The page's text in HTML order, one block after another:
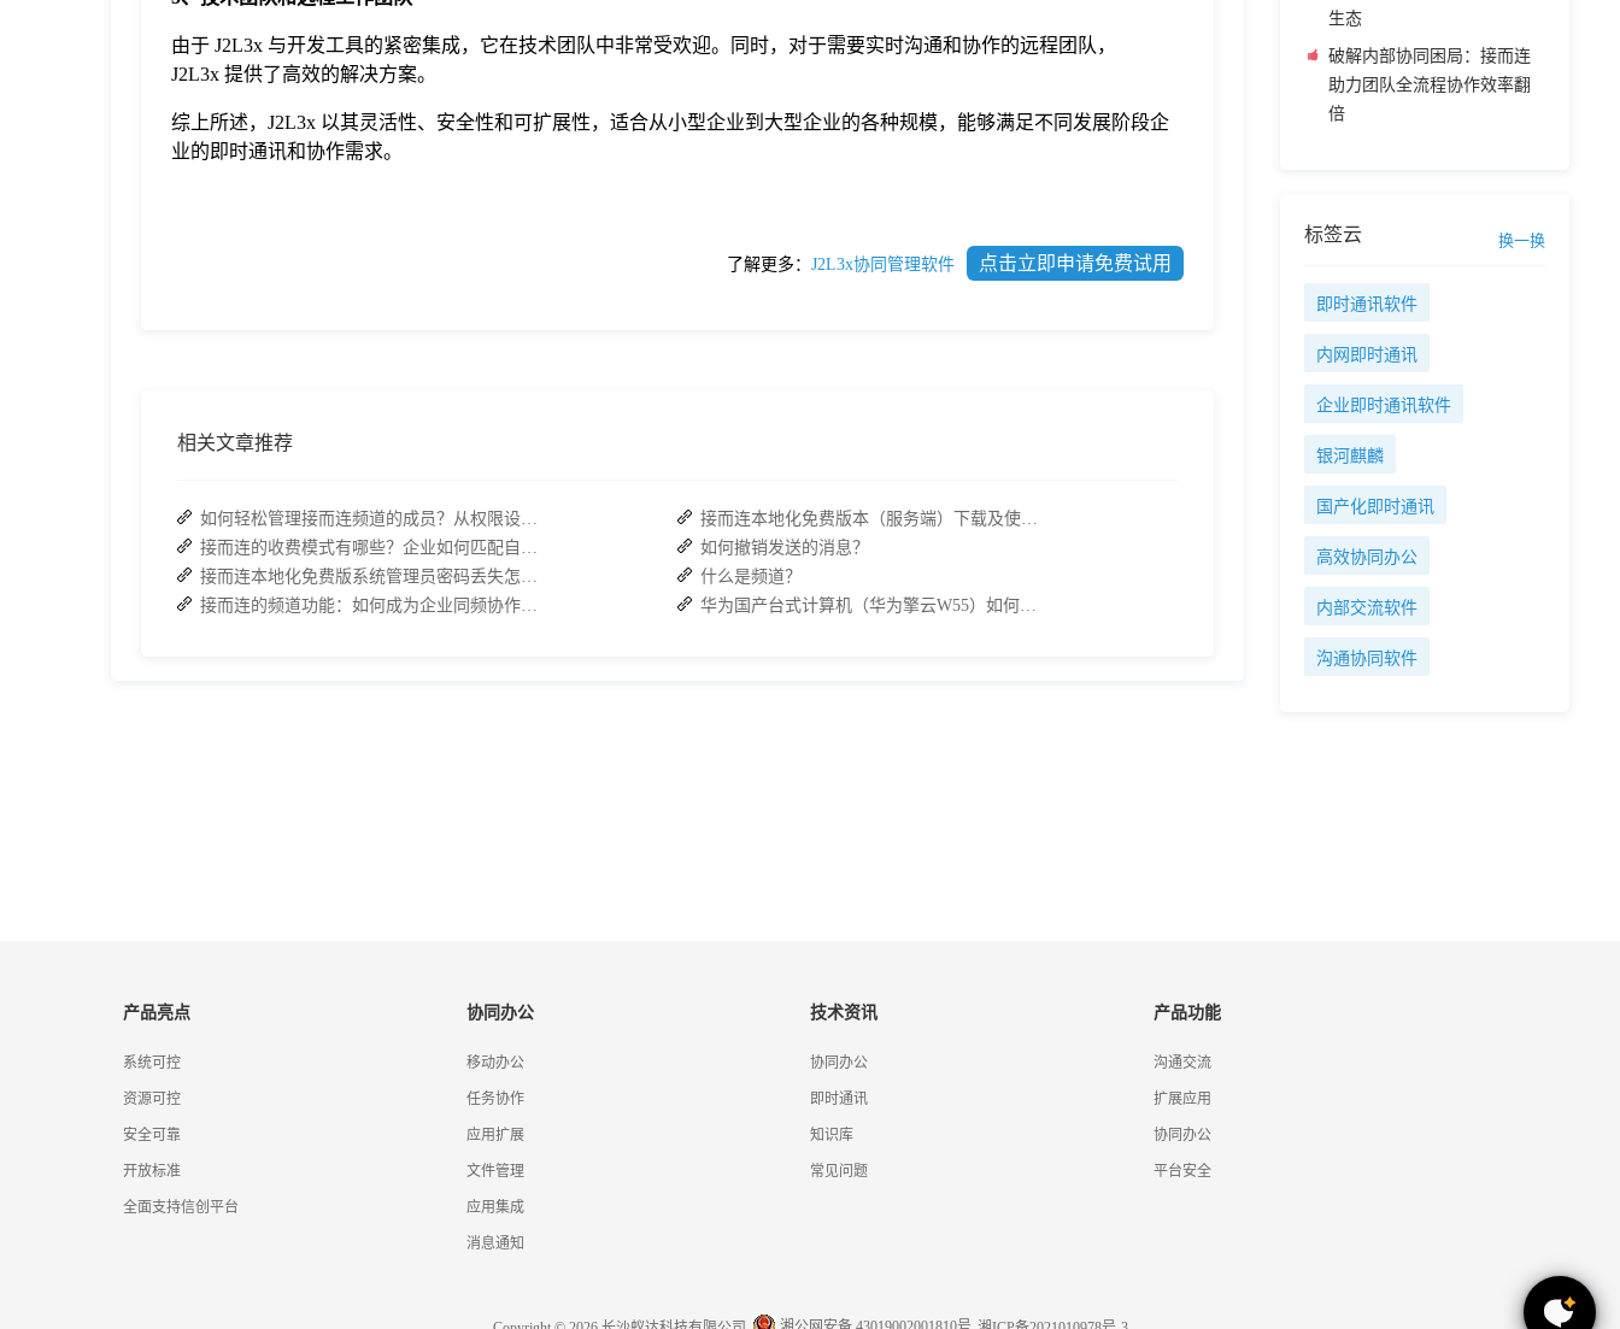
由于 J2L3x 与开发工具的紧密集成，它在技术团队中非常受欢迎。同时，对于需要实时沟通和协作的远程团队，
J2L3x 提供了高效的解决方案。
综上所述，J2L3x 以其灵活性、安全性和可扩展性，适合从小型企业到大型企业的各种规模，能够满足不同发展阶段企
业的即时通讯和协作需求。
了解更多： J2L3x协同管理软件 点击立即申请免费试用
相关文章推荐
如何轻松管理接而连频道的成员？从权限设置到高效协作全指南
接而连的收费模式有哪些？企业如何匹配自身需求？
接而连本地化免费版系统管理员密码丢失怎么办？两种解决方案帮你快速恢复权限
接而连的频道功能：如何成为企业同频协作的高效枢纽？
接而连本地化免费版本（服务端）下载及使用操作手册
如何撤销发送的消息？
什么是频道？
华为国产台式计算机（华为擎云W55）如何下载 J2L3x 客户端
生态
破解内部协同困局：接而连
助力团队全流程协作效率翻
倍
标签云 换一换
即时通讯软件
内网即时通讯
企业即时通讯软件
银河麒麟
国产化即时通讯
高效协同办公
内部交流软件
沟通协同软件
产品亮点
系统可控
资源可控
安全可靠
开放标准
全面支持信创平台
协同办公
移动办公
任务协作
应用扩展
文件管理
应用集成
消息通知
技术资讯
协同办公
即时通讯
知识库
常见问题
产品功能
沟通交流
扩展应用
协同办公
平台安全